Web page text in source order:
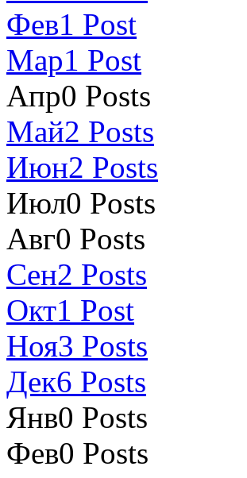
Фев1 Post
Мар1 Post
Апр0 Posts
Май2 Posts
Июн2 Posts
Июл0 Posts
Авг0 Posts
Сен2 Posts
Окт1 Post
Ноя3 Posts
Дек6 Posts
Янв0 Posts
Фев0 Posts